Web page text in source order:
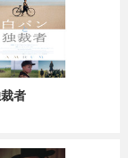
者